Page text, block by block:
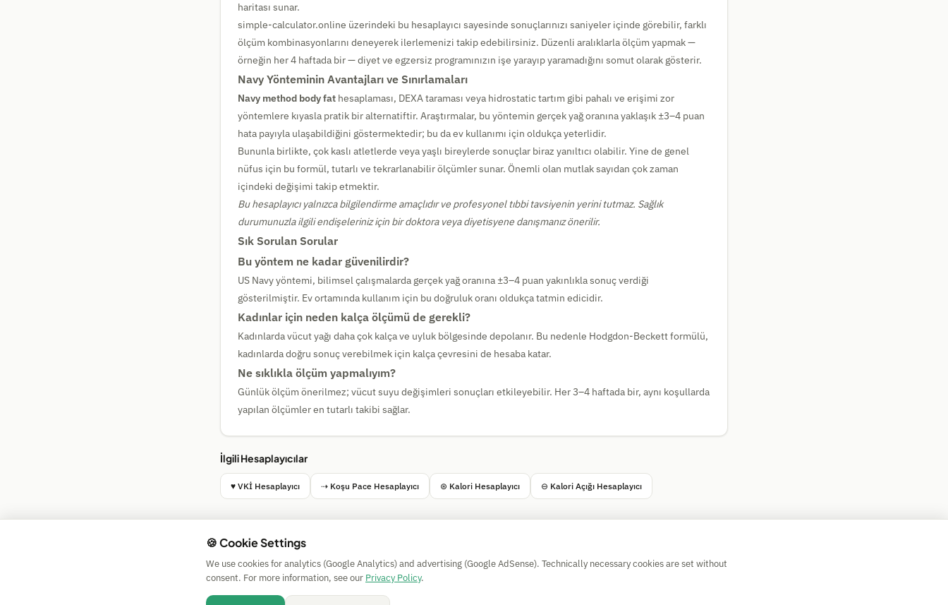
haritası sunar.
simple-calculator.online üzerindeki bu hesaplayıcı sayesinde sonuçlarınızı saniyeler içinde görebilir, farklı
ölçüm kombinasyonlarını deneyerek ilerlemenizi takip edebilirsiniz. Düzenli aralıklarla ölçüm yapmak —
örneğin her 4 haftada bir — diyet ve egzersiz programınızın işe yarayıp yaramadığını somut olarak gösterir.
Navy Yönteminin Avantajları ve Sınırlamaları
Navy method body fat hesaplaması, DEXA taraması veya hidrostatic tartım gibi pahalı ve erişimi zor
yöntemlere kıyasla pratik bir alternatiftir. Araştırmalar, bu yöntemin gerçek yağ oranına yaklaşık ±3–4 puan
hata payıyla ulaşabildiğini göstermektedir; bu da ev kullanımı için oldukça yeterlidir.
Bununla birlikte, çok kaslı atletlerde veya yaşlı bireylerde sonuçlar biraz yanıltıcı olabilir. Yine de genel
nüfus için bu formül, tutarlı ve tekrarlanabilir ölçümler sunar. Önemli olan mutlak sayıdan çok zaman
içindeki değişimi takip etmektir.
Bu hesaplayıcı yalnızca bilgilendirme amaçlıdır ve profesyonel tıbbi tavsiyenin yerini tutmaz. Sağlık
durumunuzla ilgili endişeleriniz için bir doktora veya diyetisyene danışmanız önerilir.
Sık Sorulan Sorular
Bu yöntem ne kadar güvenilirdir?
US Navy yöntemi, bilimsel çalışmalarda gerçek yağ oranına ±3–4 puan yakınlıkla sonuç verdiği
gösterilmiştir. Ev ortamında kullanım için bu doğruluk oranı oldukça tatmin edicidir.
Kadınlar için neden kalça ölçümü de gerekli?
Kadınlarda vücut yağı daha çok kalça ve uyluk bölgesinde depolanır. Bu nedenle Hodgdon-Beckett formülü,
kadınlarda doğru sonuç verebilmek için kalça çevresini de hesaba katar.
Ne sıklıkla ölçüm yapmalıyım?
Günlük ölçüm önerilmez; vücut suyu değişimleri sonuçları etkileyebilir. Her 3–4 haftada bir, aynı koşullarda
yapılan ölçümler en tutarlı takibi sağlar.
İlgili Hesaplayıcılar
♥ VKİ Hesaplayıcı ⇢ Koşu Pace Hesaplayıcı ⊛ Kalori Hesaplayıcı ⊖ Kalori Açığı Hesaplayıcı
Impressum
| Privacy | Terms |
🍪 Cookies
🍪 Cookie Settings
We use cookies for analytics (Google Analytics) and advertising (Google AdSense). Technically necessary cookies are set without
consent. For more information, see our Privacy Policy.